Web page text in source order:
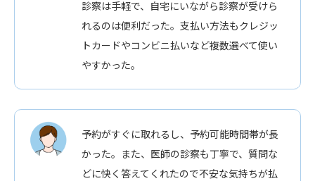
診察は手軽で、自宅にいながら診察が受けら
れるのは便利だった。支払い方法もクレジッ
トカードやコンビニ払いなど複数選べて使い
やすかった。
予約がすぐに取れるし、予約可能時間帯が長
かった。また、医師の診察も丁寧で、質問な
どに快く答えてくれたので不安な気持ちが払